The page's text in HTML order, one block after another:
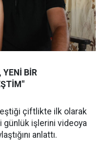
YENİ BİR
çiftlikte ilk olarak
günlük işlerini videoya
anlattı.